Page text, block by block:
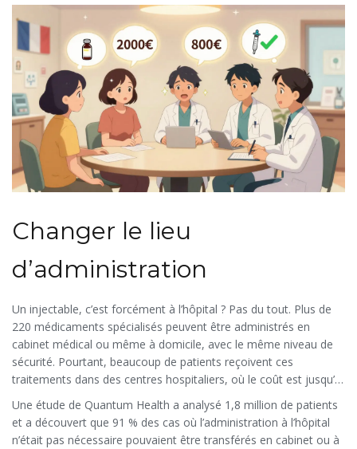
Le secret ? Informer, former, rassurer. Une simple réunion entre
pharmacien, médecin et patient peut changer la donne.
Changer le lieu
d’administration
Un injectable, c’est forcément à l’hôpital ? Pas du tout. Plus de
220 médicaments spécialisés peuvent être administrés en
cabinet médical ou même à domicile, avec le même niveau de
sécurité. Pourtant, beaucoup de patients reçoivent ces
traitements dans des centres hospitaliers, où le coût est jusqu’à
48 % plus élevé.
Une étude de Quantum Health a analysé 1,8 million de patients
et a découvert que 91 % des cas où l’administration à l’hôpital
n’était pas nécessaire pouvaient être transférés en cabinet ou à